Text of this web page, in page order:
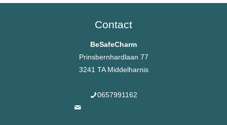
Contact
BeSafeCharm
Prinsbernhardlaan 77
3241 TA Middelharnis
0657991162